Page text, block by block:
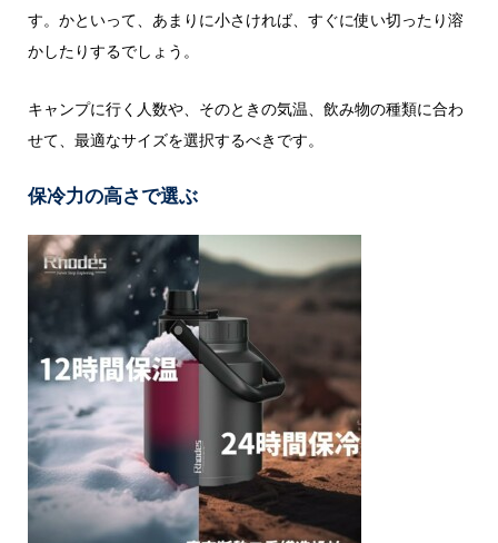
す。かといって、あまりに小さければ、すぐに使い切ったり溶
かしたりするでしょう。
キャンプに行く人数や、そのときの気温、飲み物の種類に合わ
せて、最適なサイズを選択するべきです。
保冷力の高さで選ぶ